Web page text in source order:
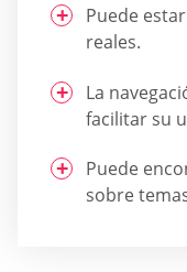
Puede
reales.
La
facilitar su
Puede
sobre